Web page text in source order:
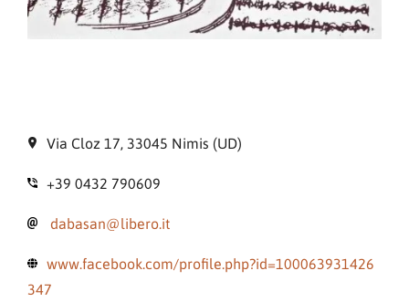
Via Cloz 17, 33045 Nimis (UD)
+39 0432 790609
dabasan@libero.it
www.facebook.com/profile.php?id=100063931426
347